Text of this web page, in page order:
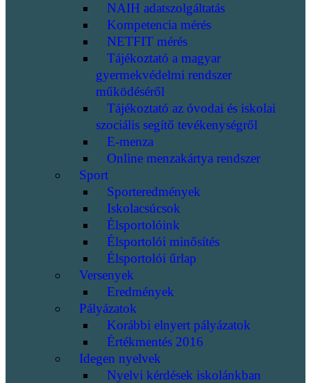
NAIH adatszolgáltatás
Kompetencia mérés
NETFIT mérés
Tájékoztató a magyar
gyermekvédelmi rendszer
működéséről
Tájékoztató az óvodai és iskolai
szociális segítő tevékenységről
E-menza
Online menzakártya rendszer
Sport
Sporteredmények
Iskolacsúcsok
Élsportolóink
Élsportolói minősítés
Élsportolói űrlap
Versenyek
Eredmények
Pályázatok
Korábbi elnyert pályázatok
Értékmentés 2016
Idegen nyelvek
Nyelvi kérdések iskolánkban